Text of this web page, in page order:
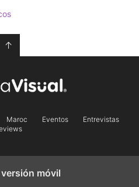
↑
Maroc Eventos
Entrevistas
versión móvil